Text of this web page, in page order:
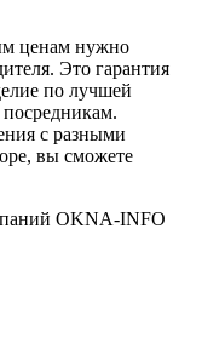
ценам нужно
Это гарантия
по лучшей
с разными
вы сможете
OKNA-INFO